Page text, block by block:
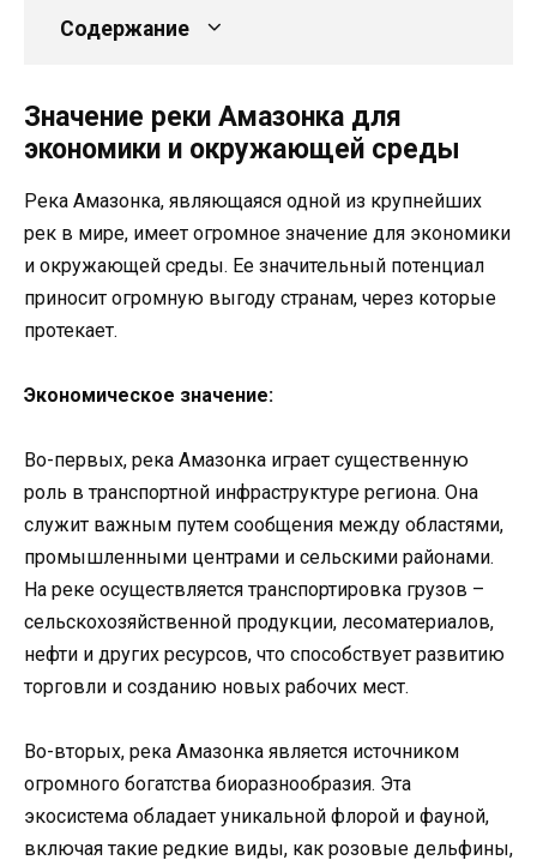
Содержание
Значение реки Амазонка для
экономики и окружающей среды
Река Амазонка, являющаяся одной из крупнейших
рек в мире, имеет огромное значение для экономики
и окружающей среды. Ее значительный потенциал
приносит огромную выгоду странам, через которые
протекает.
Экономическое значение:
Во-первых, река Амазонка играет существенную
роль в транспортной инфраструктуре региона. Она
служит важным путем сообщения между областями,
промышленными центрами и сельскими районами.
На реке осуществляется транспортировка грузов –
сельскохозяйственной продукции, лесоматериалов,
нефти и других ресурсов, что способствует развитию
торговли и созданию новых рабочих мест.
Во-вторых, река Амазонка является источником
огромного богатства биоразнообразия. Эта
экосистема обладает уникальной флорой и фауной,
включая такие редкие виды, как розовые дельфины,